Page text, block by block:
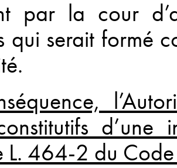
par la cour
qui serait formé
d’une
L. 464-2 du